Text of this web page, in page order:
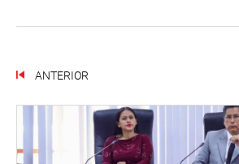
ANTERIOR